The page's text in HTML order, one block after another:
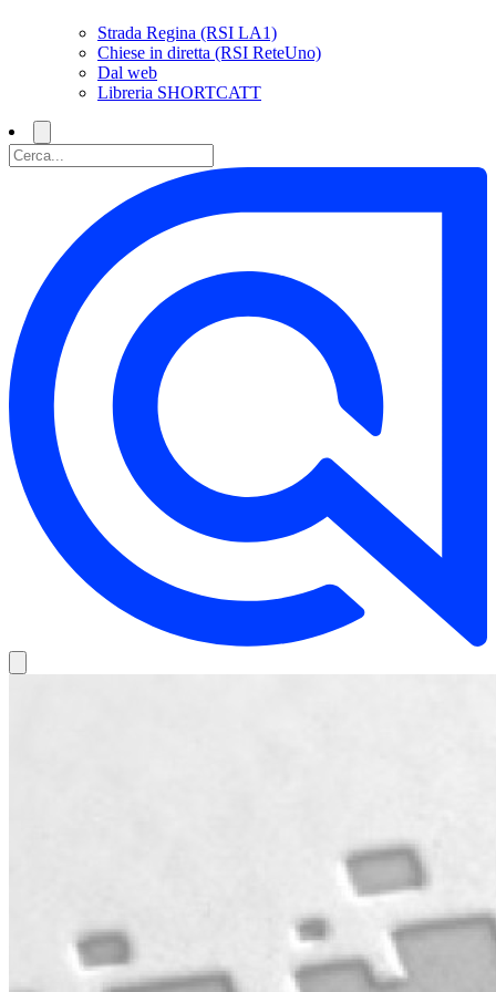
Strada Regina (RSI LA1)
Chiese in diretta (RSI ReteUno)
Dal web
Libreria SHORTCATT